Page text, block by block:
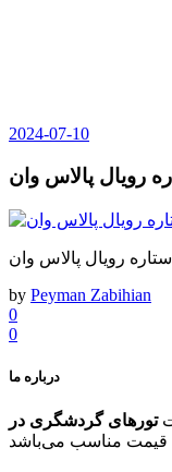
2024-07-10
رویال پالاس وان
رویال پالاس وان
by Peyman Zabihian
0
0
درباره ما
تورهای گردشگری در